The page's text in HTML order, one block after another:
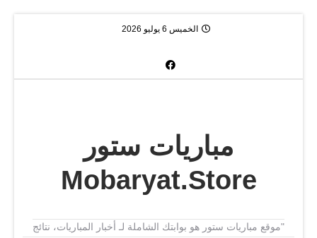
الخميس 6 يوليو 2026
مباريات ستور
Mobaryat.Store
"موقع مباريات ستور هو بوابتك الشاملة لـ أخبار المباريات، نتائج